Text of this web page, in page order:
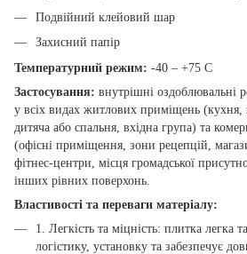
Подвійний клейовий шар
Захисний папір
Температурний режим: -40 – +75 С
Застосування: внутрішні оздоблювальні
у всіх видах житлових приміщень (кухня,
дитяча або спальня, вхідна група) та
(офісні приміщення, зони рецепцій,
фітнес-центри, місця громадської
інших рівних поверхонь.
Властивості та переваги матеріалу:
1. Легкість та міцність: плитка легка
логістику, установку та забезпечує